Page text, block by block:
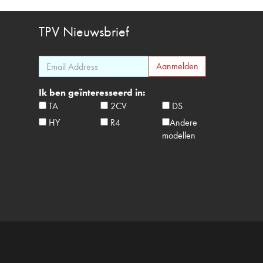
TPV Nieuwsbrief
Ik ben geïnteresseerd in:
TA
2CV
DS
HY
R4
Andere
modellen